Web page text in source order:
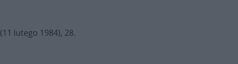
(11 lutego 1984), 28.